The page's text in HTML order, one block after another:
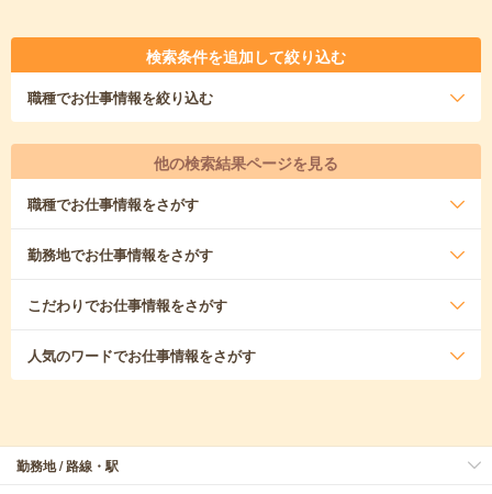
検索条件を追加して絞り込む
職種でお仕事情報を絞り込む
他の検索結果ページを見る
職種でお仕事情報をさがす
勤務地でお仕事情報をさがす
こだわりでお仕事情報をさがす
人気のワードでお仕事情報をさがす
勤務地 / 路線・駅